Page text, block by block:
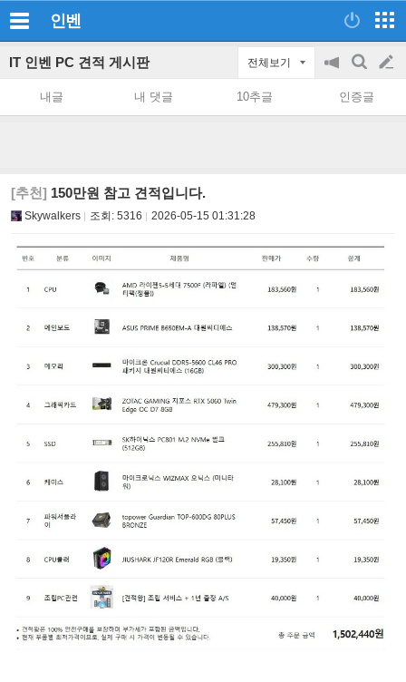
인벤
IT 인벤 PC 견적 게시판 전체보기
공
on/off
검
색
글
쓰
내글 내 댓글 10추글 인증글
[추천] 150만원 참고 견적입니다.
Skywalkers 조회: 5316 2026-05-15 01:31:28